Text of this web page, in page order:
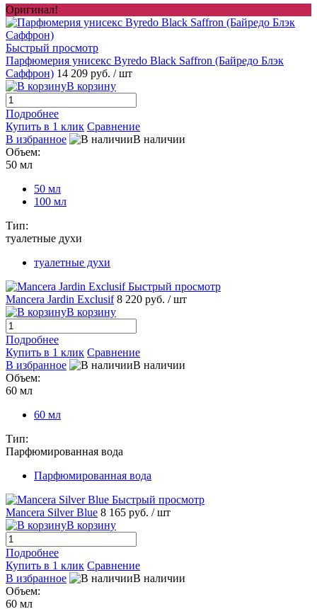
Оригинал!
Быстрый просмотр
Парфюмерия унисекс Byredo Black Saffron (Байредо Блэк
Саффрон) 14 209 руб. / шт
В корзину
Подробнее
Купить в 1 клик Сравнение
В избранное
В наличии
Объем:
50 мл
50 мл
100 мл
Тип:
туалетные духи
туалетные духи
Быстрый просмотр
Mancera Jardin Exclusif 8 220 руб. / шт
В корзину
Подробнее
Купить в 1 клик Сравнение
В избранное
В наличии
Объем:
60 мл
60 мл
Тип:
Парфюмированная вода
Парфюмированная вода
Быстрый просмотр
Mancera Silver Blue 8 165 руб. / шт
В корзину
Подробнее
Купить в 1 клик Сравнение
В избранное
В наличии
Объем:
60 мл